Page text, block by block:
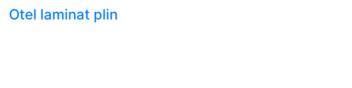
Otel laminat plin